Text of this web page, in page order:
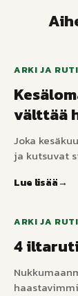
ARKI JA
välttää
Joka
ja kutsuvat
erityisesti
pitää kesän
Lue lisää
ARKI JA
4